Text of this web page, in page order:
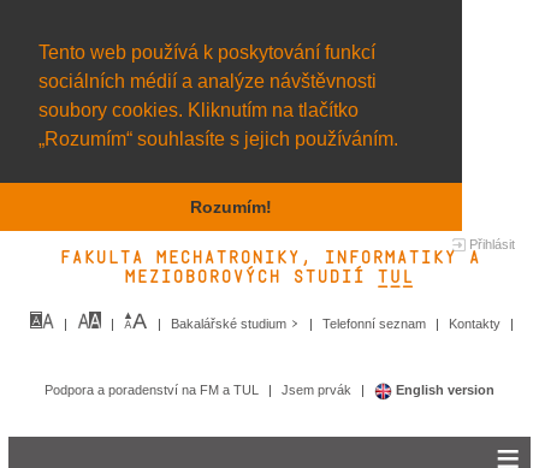
Tento web používá k poskytování funkcí
sociálních médií a analýze návštěvnosti
soubory cookies. Kliknutím na tlačítko
„Rozumím“ souhlasíte s jejich používáním.
Rozumím!
Přihlásit
Fakulta mechatroniky, informatiky a
mezioborových studií TUL&
Bakalářské studium Telefonní seznam Kontakty
Podpora a poradenství na FM a TUL Jsem prvák English version